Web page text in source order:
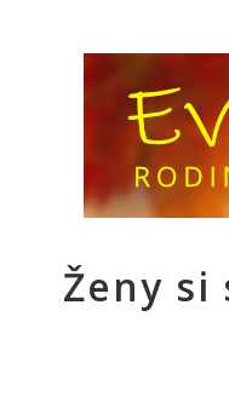
Ženy si